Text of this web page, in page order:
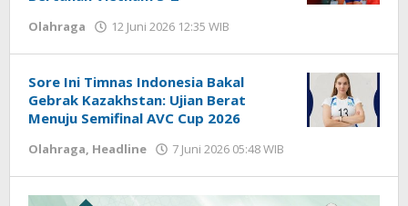
Olahraga 12 Juni 2026 12:35 WIB
Sore Ini Timnas Indonesia Bakal
Gebrak Kazakhstan: Ujian Berat
Menuju Semifinal AVC Cup 2026
Olahraga, Headline 7 Juni 2026 05:48 WIB